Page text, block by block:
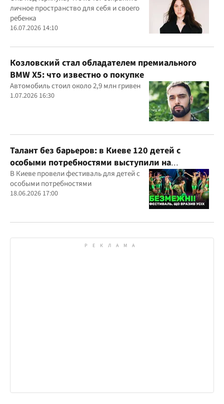
личное пространство для себя и своего
ребенка
16.07.2026 14:10
Козловский стал обладателем премиального
BMW X5: что известно о покупке
Автомобиль стоил около 2,9 млн гривен
1.07.2026 16:30
Талант без барьеров: в Киеве 120 детей с
особыми потребностями выступили на
всеукраинском фестивале
В Киеве провели фестиваль для детей с
особыми потребностями
18.06.2026 17:00